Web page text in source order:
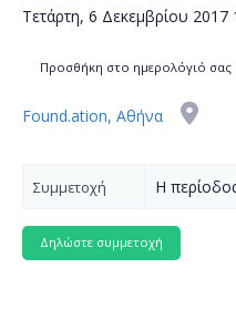
Τετάρτη, 6 Δεκεμβρίου 2017
Προσθήκη στο ημερολόγιό σας
Found.ation, Αθήνα
Συμμετοχή Η